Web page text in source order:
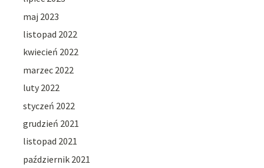
maj 2023
listopad 2022
kwiecień 2022
marzec 2022
luty 2022
styczeń 2022
grudzień 2021
listopad 2021
październik 2021